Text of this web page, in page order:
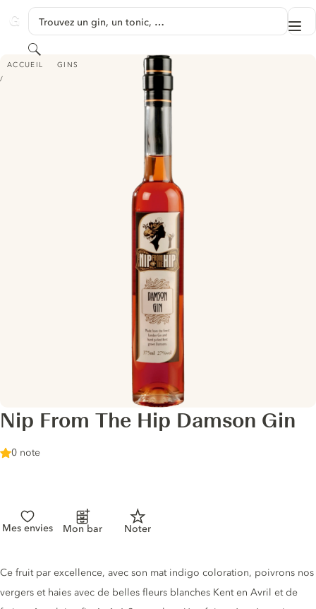
GINVENTORY
Trouvez un gin, un tonic, …
Rechercher
ACCUEIL GINS
NIP FROM THE HIP DAMSON GIN
Nip From The Hip Damson Gin
0 note
Mes envies Mon bar Noter
Description du gin
Ce fruit par excellence, avec son mat indigo coloration, poivrons nos
vergers et haies avec de belles fleurs blanches Kent en Avril et de